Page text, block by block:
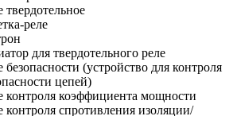
твердотельное
реле
для твердотельного реле
безопасности (устройство для контроля
цепей)
контроля коэффициента мощности
контроля спротивления изоляции/